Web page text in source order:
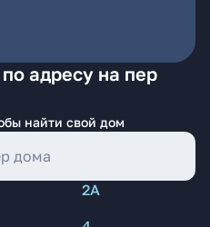
адресу на пер
найти свой дом
2А